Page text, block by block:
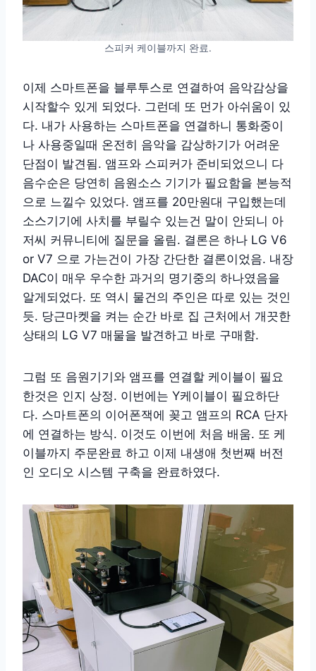
스피커 케이블까지 완료.
이제 스마트폰을 블루투스로 연결하여 음악감상을
시작할수 있게 되었다. 그런데 또 먼가 아쉬움이 있
다. 내가 사용하는 스마트폰을 연결하니 통화중이
나 사용중일때 온전히 음악을 감상하기가 어려운
단점이 발견됨. 앰프와 스피커가 준비되었으니 다
음수순은 당연히 음원소스 기기가 필요함을 본능적
으로 느낄수 있었다. 앰프를 20만원대 구입했는데
소스기기에 사치를 부릴수 있는건 말이 안되니 아
저씨 커뮤니티에 질문을 올림. 결론은 하나 LG V6
or V7 으로 가는건이 가장 간단한 결론이었음. 내장
DAC이 매우 우수한 과거의 명기중의 하나였음을
알게되었다. 또 역시 물건의 주인은 따로 있는 것인
듯. 당근마켓을 켜는 순간 바로 집 근처에서 개끗한
상태의 LG V7 매물을 발견하고 바로 구매함.
그럼 또 음원기기와 앰프를 연결할 케이블이 필요
한것은 인지 상정. 이번에는 Y케이블이 필요하단
다. 스마트폰의 이어폰잭에 꽂고 앰프의 RCA 단자
에 연결하는 방식. 이것도 이번에 처음 배움. 또 케
이블까지 주문완료 하고 이제 내생애 첫번째 버전
인 오디오 시스템 구축을 완료하였다.